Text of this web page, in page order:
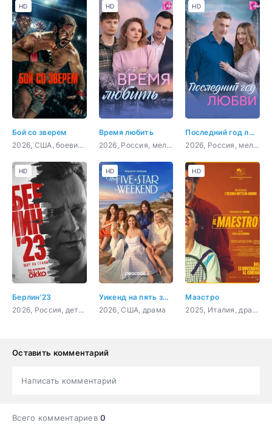
Бой со зверем
2026, США, боевик, драма, спорт
HD
Время любить
2026, Россия, мелодрама
HD
Последний год любви
2026, Россия, мелодрама
HD
Берлин'23
2026, Россия, детектив
HD
Уикенд на пять звёзд
2026, США, драма
HD
Маэстро
2025, Италия, драма, комедия, спорт
HD
Оставить комментарий
Написать комментарий
Всего комментариев0